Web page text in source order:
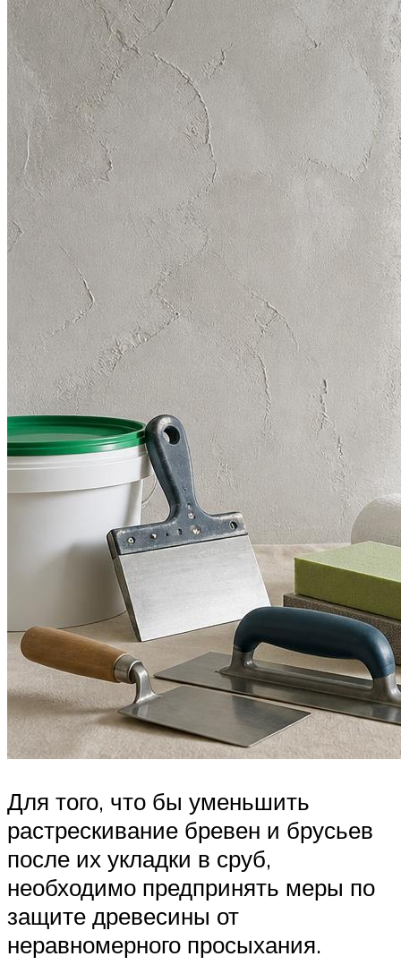
Для того, что бы уменьшить
растрескивание бревен и брусьев
после их укладки в сруб,
необходимо предпринять меры по
защите древесины от
неравномерного просыхания.